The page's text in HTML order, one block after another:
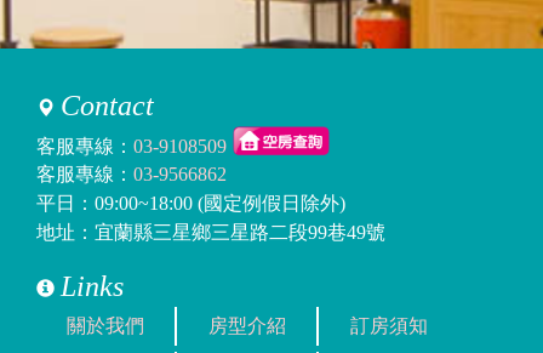
Contact
客服專線： 03-9108509
客服專線： 03-9566862
平日：09:00~18:00 (國定例假日除外)
地址：宜蘭縣三星鄉三星路二段99巷49號
Links
關於我們 房型介紹 訂房須知